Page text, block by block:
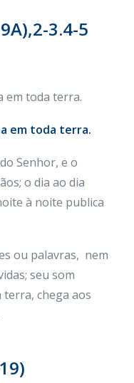
3.4-5
em toda terra.
em toda terra.
Senhor, e o
o dia ao dia
à noite publica
ou palavras, nem
seu som
terra, chega aos
)